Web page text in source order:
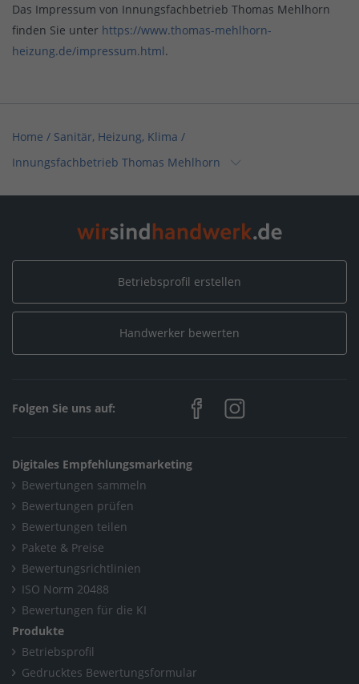
Das Impressum von Innungsfachbetrieb Thomas Mehlhorn
finden Sie unter https://www.thomas-mehlhorn-
heizung.de/impressum.html.
Home / Sanitär, Heizung, Klima /
Innungsfachbetrieb Thomas Mehlhorn
Home / Sachsen / Lichtenstein /
Innungsfachbetrieb Thomas Mehlhorn
Betriebsprofil erstellen
Handwerker bewerten
Folgen Sie uns auf:
Digitales Empfehlungsmarketing
Bewertungen sammeln
Bewertungen prüfen
Bewertungen teilen
Pakete & Preise
Bewertungsrichtlinien
ISO Norm 20488
Bewertungen für die KI
Produkte
Betriebsprofil
Gedrucktes Bewertungsformular